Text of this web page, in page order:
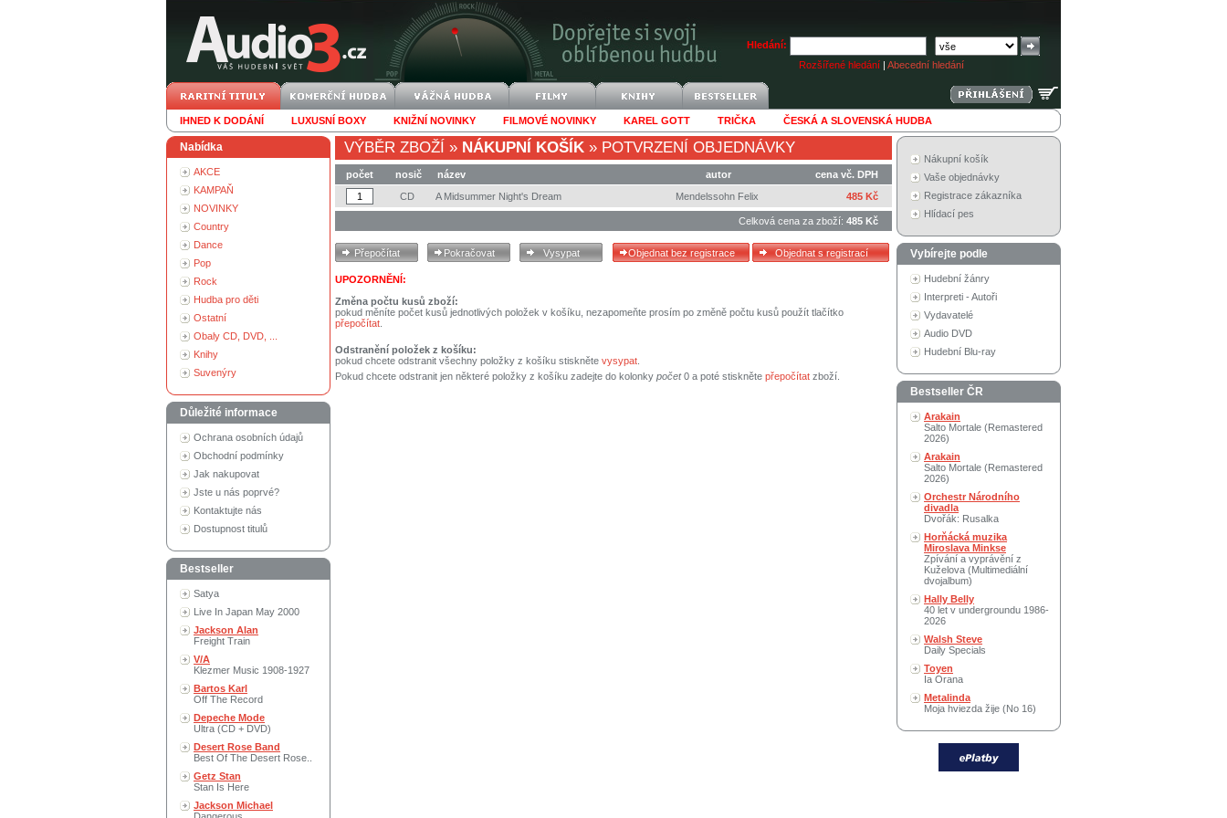
Hledání:
Rozšířené hledání | Abecední hledání
IHNED K DODÁNÍ LUXUSNÍ BOXY KNIŽNÍ NOVINKY FILMOVÉ NOVINKY KAREL GOTT TRIČKA ČESKÁ A SLOVENSKÁ HUDBA
Nabídka
AKCE
KAMPAŇ
NOVINKY
Country
Dance
Pop
Rock
Hudba pro děti
Ostatní
Obaly CD, DVD, ...
Knihy
Suvenýry
Důležité informace
Ochrana osobních údajů
Obchodní podmínky
Jak nakupovat
Jste u nás poprvé?
Kontaktujte nás
Dostupnost titulů
Bestseller
Satya
Live In Japan May 2000
Jackson Alan
Freight Train
V/A
Klezmer Music 1908-1927
Bartos Karl
Off The Record
Depeche Mode
Ultra (CD + DVD)
Desert Rose Band
Best Of The Desert Rose..
Getz Stan
Stan Is Here
Jackson Michael
VÝBĚR ZBOŽÍ » NÁKUPNÍ KOŠÍK » POTVRZENÍ OBJEDNÁVKY
počet nosič název autor
cena vč. DPH
CD
A Midsummer Night's Dream Mendelssohn Felix 485 Kč
Celková cena za zboží: 485 Kč
UPOZORNĚNÍ:
Změna počtu kusů zboží:
pokud měníte počet kusů jednotlivých položek v košíku, nezapomeňte prosím po změně počtu kusů použít tlačítko
přepočítat
Odstranění položek z košíku:
pokud chcete odstranit všechny položky z košíku stiskněte vysypat
Pokud chcete odstranit jen některé položky z košíku zadejte do kolonky počet0 a poté stiskněte přepočítat zboží.
Nákupní košík
Vaše objednávky
Registrace zákazníka
Hlídací pes
Vybírejte podle
Hudební žánry
Interpreti - Autoři
Vydavatelé
Audio DVD
Hudební Blu-ray
Bestseller ČR
Arakain
Salto Mortale (Remastered
2026)
Arakain
Salto Mortale (Remastered
2026)
Orchestr Národního
divadla
Dvořák: Rusalka
Horňácká muzika
Miroslava Minkse
Zpívání a vyprávění z
Kuželova (Multimediální
dvojalbum)
Hally Belly
40 let v undergroundu 1986-
2026
Walsh Steve
Daily Specials
Toyen
Ia Orana
Metalinda
Moja hviezda žije (No 16)